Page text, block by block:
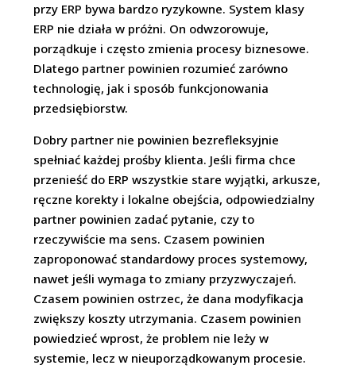
przy ERP bywa bardzo ryzykowne. System klasy
ERP nie działa w próżni. On odwzorowuje,
porządkuje i często zmienia procesy biznesowe.
Dlatego partner powinien rozumieć zarówno
technologię, jak i sposób funkcjonowania
przedsiębiorstw.
Dobry partner nie powinien bezrefleksyjnie
spełniać każdej prośby klienta. Jeśli firma chce
przenieść do ERP wszystkie stare wyjątki, arkusze,
ręczne korekty i lokalne obejścia, odpowiedzialny
partner powinien zadać pytanie, czy to
rzeczywiście ma sens. Czasem powinien
zaproponować standardowy proces systemowy,
nawet jeśli wymaga to zmiany przyzwyczajeń.
Czasem powinien ostrzec, że dana modyfikacja
zwiększy koszty utrzymania. Czasem powinien
powiedzieć wprost, że problem nie leży w
systemie, lecz w nieuporządkowanym procesie.